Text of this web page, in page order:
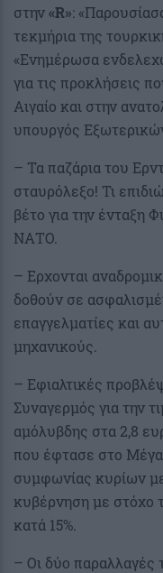
στην«R»:
τεκμήρια της
«Ενημέρωσα
για τις προκλήσεις
Αιγαίο και στην
υπουργός
– Τα παζάρια του
σταυρόλεξο! Τι
βέτο για την ένταξη
ΝΑΤΟ.
– Ερχονται
δοθούν σε
επαγγελματίες και
μηχανικούς.
– Εφιαλτικές
Συναγερμός για την
αμόλυβδης στα 2,8
που έφτασε στο
συμφωνίας κυρίων με
κυβέρνηση με στόχο
κατά 15%.
– Οι δύο παραλλαγές